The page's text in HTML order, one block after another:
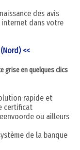
des avis
dans votre
<<
grise en quelques clics
rapide et
certificat
ou ailleurs
de la banque